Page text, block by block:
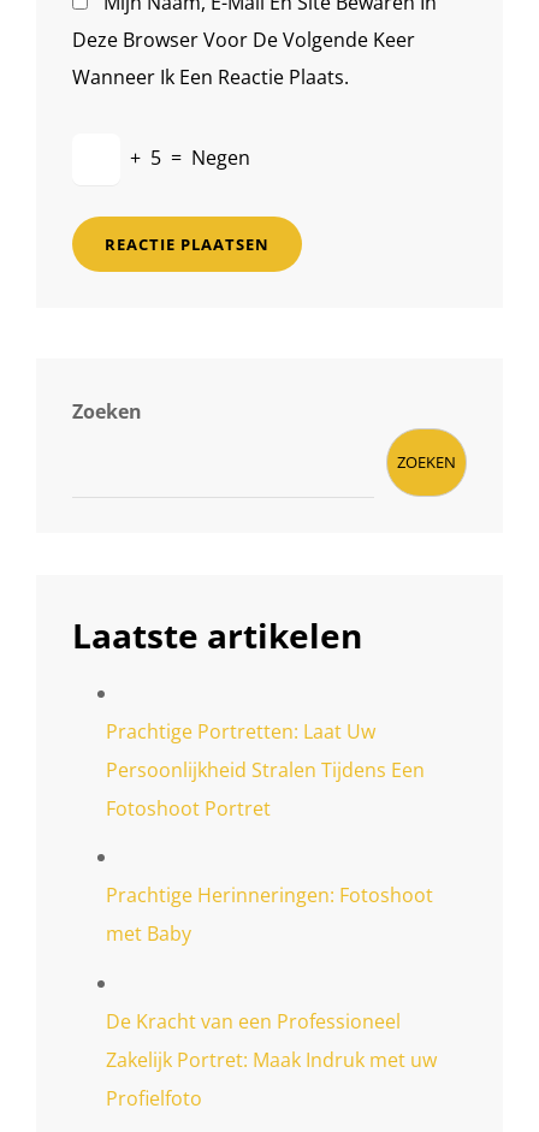
Deze Browser Voor De Volgende Keer
Wanneer Ik Een Reactie Plaats.
+ 5 = Negen
Zoeken
ZOEKEN
Laatste artikelen
Prachtige Portretten: Laat Uw
Persoonlijkheid Stralen Tijdens Een
Fotoshoot Portret
Prachtige Herinneringen: Fotoshoot
met Baby
De Kracht van een Professioneel
Zakelijk Portret: Maak Indruk met uw
Profielfoto